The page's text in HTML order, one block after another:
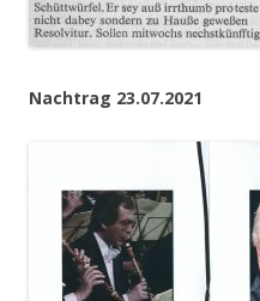
Nachtrag 23.07.2021